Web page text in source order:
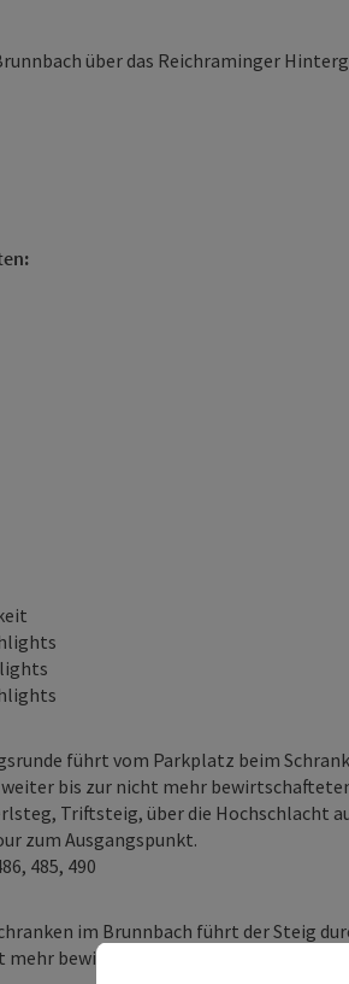
über das Reichraminger
führt vom Parkplatz beim
bis zur nicht mehr
Triftsteig, über die Hochschlacht
zum Ausgangspunkt.
485, 490
im Brunnbach führt der Steig
mehr bewirtschafteten Ortbauernalm,